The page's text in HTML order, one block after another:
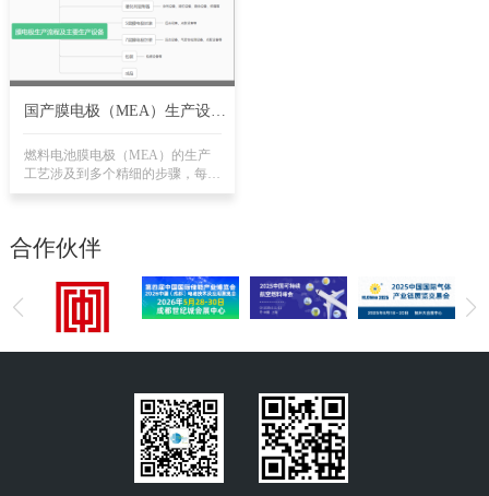
和功率控制，各有优劣。
国产膜电极（MEA）生产设备
燃料电池膜电极（MEA）的生产
工艺涉及到多个精细的步骤，每个
步骤都需要特定的设备来确保质量
合作伙伴